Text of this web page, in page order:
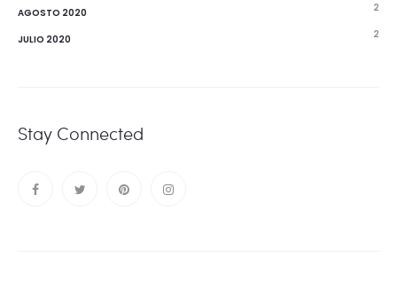
AGOSTO 2020 2
JULIO 2020 2
Stay Connected